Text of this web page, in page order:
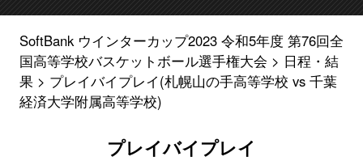
SoftBank ウインターカップ2023 令和5年度 第76回全
国高等学校バスケットボール選手権大会
日程・結
果
プレイバイプレイ(札幌山の手高等学校 vs 千葉
経済大学附属高等学校)
プレイバイプレイ